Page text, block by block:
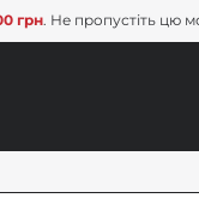
грн. Не пропустіть цю